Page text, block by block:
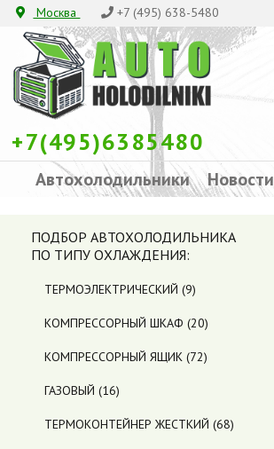
Москва +7 (495) 638-5480
+7(495)6385480
Автохолодильники Новости
ПОДБОР АВТОХОЛОДИЛЬНИКА
ПО ТИПУ ОХЛАЖДЕНИЯ:
ТЕРМОЭЛЕКТРИЧЕСКИЙ (9)
КОМПРЕССОРНЫЙ ШКАФ (20)
КОМПРЕССОРНЫЙ ЯЩИК (72)
ГАЗОВЫЙ (16)
ТЕРМОКОНТЕЙНЕР ЖЕСТКИЙ (68)